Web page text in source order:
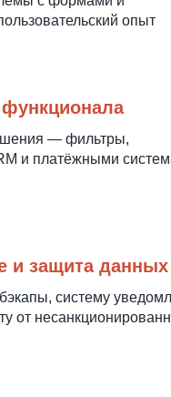
опыт
функционала
— фильтры,
и платёжными
и защита данных
систему
от